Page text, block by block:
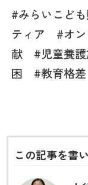
#みらいこど
ティア #オ
献 #児童養
困 #教育格
この記事を書